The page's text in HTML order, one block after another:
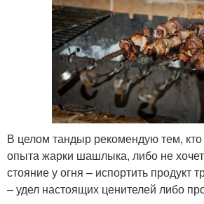
В целом тандыр рекомендую тем,
опыта жарки шашлыка, либо не хочет
стояние у огня – испортить продукт
– удел настоящих ценителей либо